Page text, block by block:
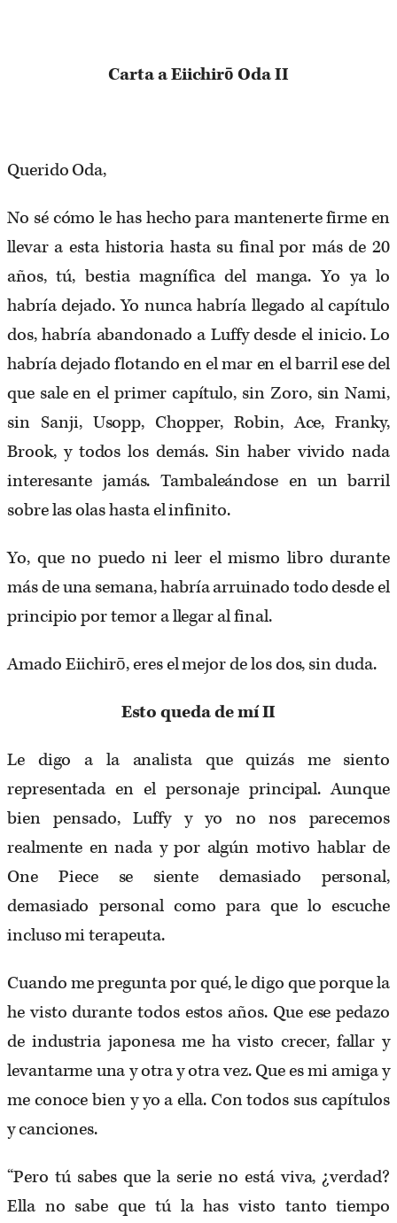
Carta a Eiichirō Oda II
Querido Oda,
No sé cómo le has hecho para mantenerte firme en
llevar a esta historia hasta su final por más de 20
años, tú, bestia magnífica del manga. Yo ya lo
habría dejado. Yo nunca habría llegado al capítulo
dos, habría abandonado a Luffy desde el inicio. Lo
habría dejado flotando en el mar en el barril ese del
que sale en el primer capítulo, sin Zoro, sin Nami,
sin Sanji, Usopp, Chopper, Robin, Ace, Franky,
Brook, y todos los demás. Sin haber vivido nada
interesante jamás. Tambaleándose en un barril
sobre las olas hasta el infinito.
Yo, que no puedo ni leer el mismo libro durante
más de una semana, habría arruinado todo desde el
principio por temor a llegar al final.
Amado Eiichirō, eres el mejor de los dos, sin duda.
Esto queda de mí II
Le digo a la analista que quizás me siento
representada en el personaje principal. Aunque
bien pensado, Luffy y yo no nos parecemos
realmente en nada y por algún motivo hablar de
One Piece se siente demasiado personal,
demasiado personal como para que lo escuche
incluso mi terapeuta.
Cuando me pregunta por qué, le digo que porque la
he visto durante todos estos años. Que ese pedazo
de industria japonesa me ha visto crecer, fallar y
levantarme una y otra y otra vez. Que es mi amiga y
me conoce bien y yo a ella. Con todos sus capítulos
y canciones.
“Pero tú sabes que la serie no está viva, ¿verdad?
Ella no sabe que tú la has visto tanto tiempo